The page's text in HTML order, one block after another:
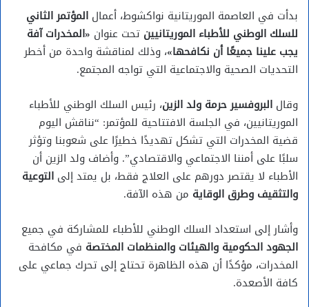
بدأت في العاصمة الموريتانية نواكشوط، أعمال المؤتمر الثاني
للسلك الوطني للأطباء الموريتانيين تحت عنوان «المخدرات آفة
يجب علينا جميعًا أن نكافحها»، وذلك لمناقشة واحدة من أخطر
التحديات الصحية والاجتماعية التي تواجه المجتمع.
وقال البروفسير حرمة ولد الزين، رئيس السلك الوطني للأطباء
الموريتانيين، في الجلسة الافتتاحية للمؤتمر: “نناقش اليوم
قضية المخدرات التي تشكل تهديدًا خطيرًا على شعوبنا وتؤثر
سلبًا على أمننا الاجتماعي والاقتصادي”. وأضاف ولد الزين أن
الأطباء لا يقتصر دورهم على العلاج فقط، بل يمتد إلى التوعية
والتثقيف وطرق الوقاية من هذه الآفة.
وأشار إلى استعداد السلك الوطني للأطباء للمشاركة في جميع
الجهود الحكومية والهيئات والمنظمات المختصة في مكافحة
المخدرات، مؤكدًا أن هذه الظاهرة تحتاج إلى تحرك جماعي على
كافة الأصعدة.